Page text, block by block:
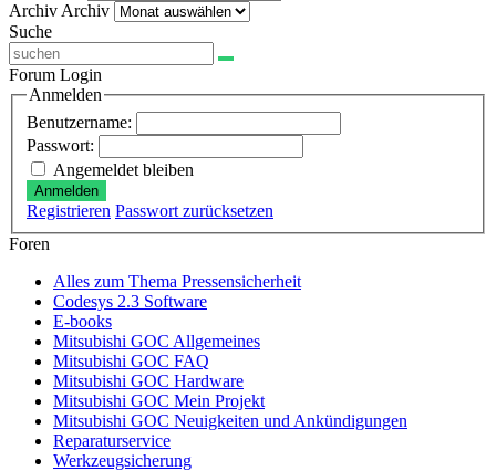
Archiv Archiv
Suche
Forum Login
Anmelden
Benutzername:
Passwort:
Angemeldet bleiben
Anmelden
Registrieren Passwort zurücksetzen
Foren
Alles zum Thema Pressensicherheit
Codesys 2.3 Software
E-books
Mitsubishi GOC Allgemeines
Mitsubishi GOC FAQ
Mitsubishi GOC Hardware
Mitsubishi GOC Mein Projekt
Mitsubishi GOC Neuigkeiten und Ankündigungen
Reparaturservice
Werkzeugsicherung